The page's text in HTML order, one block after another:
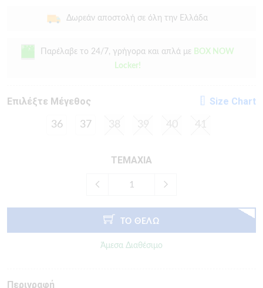
Δωρεάν αποστολή σε όλη την Ελλάδα
Παρέλαβε το 24/7, γρήγορα και απλά με BOX NOW
Locker!
Eπιλέξτε Μέγεθος Size Chart
36 37 38 39 40 41
ΤΕΜΑΧΙΑ
ΤΟ ΘΕΛΩ
Άμεσα Διαθέσιμο
Περιγραφή